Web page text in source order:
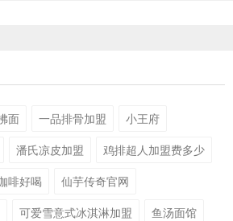
面 一品排骨加盟
小王府
潘氏凉皮加盟
鸡排超人加盟费多少
啡好喝
仙芋传奇官网
可爱雪意式冰淇淋加盟
鱼汤面馆